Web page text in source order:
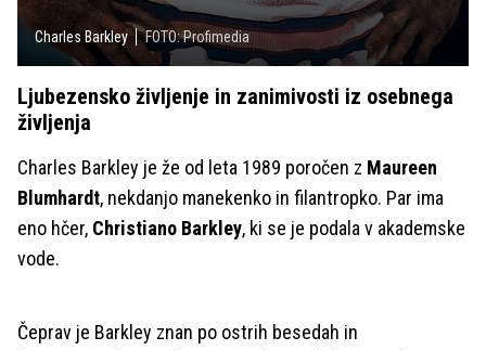
Charles Barkley FOTO: Profimedia
Ljubezensko življenje in zanimivosti iz osebnega
življenja
Charles Barkley je že od leta 1989 poročen z Maureen
Blumhardt, nekdanjo manekenko in filantropko. Par ima
eno hčer, Christiano Barkley, ki se je podala v akademske
vode.
Čeprav je Barkley znan po ostrih besedah in